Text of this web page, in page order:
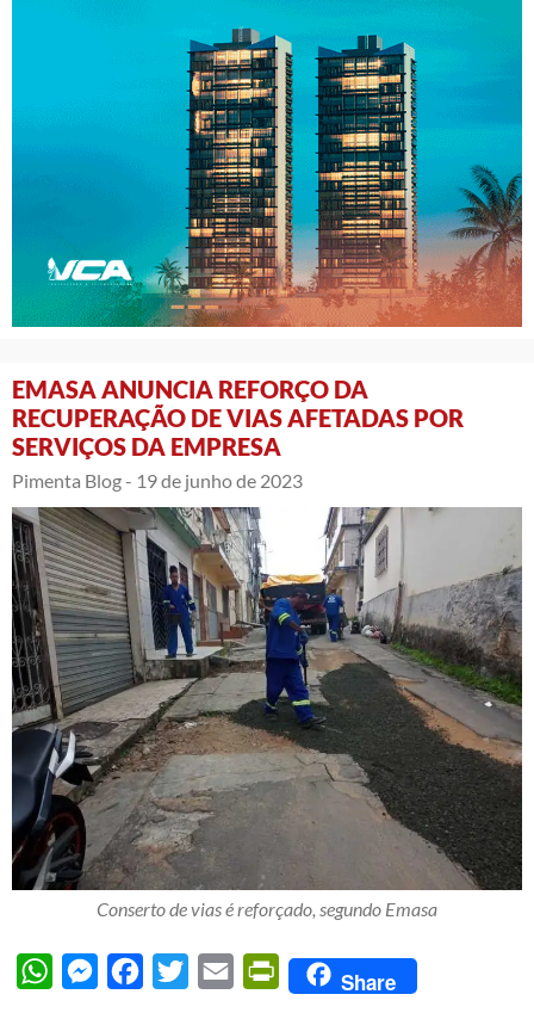
EMASA ANUNCIA REFORÇO DA
RECUPERAÇÃO DE VIAS AFETADAS POR
SERVIÇOS DA EMPRESA
Pimenta Blog - 19 de junho de 2023
Conserto de vias é reforçado, segundo Emasa
WhatsAppMessengerFacebook
Twitter Email PrintFriendly
Share